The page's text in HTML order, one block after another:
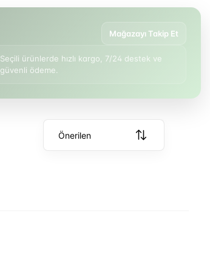
Mağazayı Takip Et
Seçili ürünlerde hızlı kargo, 7/24 destek ve
güvenli ödeme.
Önerilen